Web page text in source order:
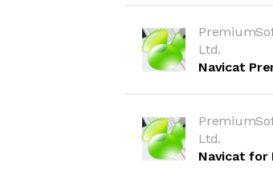
Ltd.
Navicat
Ltd.
Navicat for